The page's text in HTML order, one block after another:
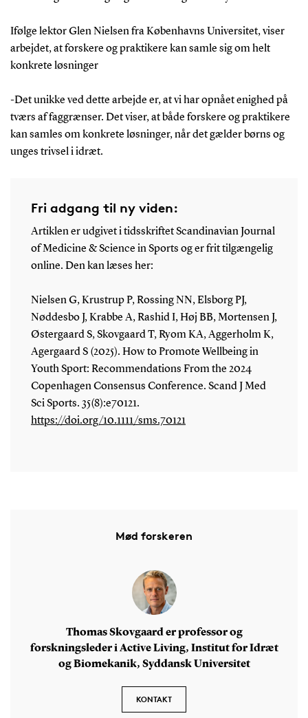
Ifølge lektor Glen Nielsen fra Københavns Universitet, viser
arbejdet, at forskere og praktikere kan samle sig om helt
konkrete løsninger
-Det unikke ved dette arbejde er, at vi har opnået enighed på
tværs af faggrænser. Det viser, at både forskere og praktikere
kan samles om konkrete løsninger, når det gælder børns og
unges trivsel i idræt.
Fri adgang til ny viden:
Artiklen er udgivet i tidsskriftet Scandinavian Journal
of Medicine & Science in Sports og er frit tilgængelig
online. Den kan læses her:
Nielsen G, Krustrup P, Rossing NN, Elsborg PJ,
Nøddesbo J, Krabbe A, Rashid I, Høj BB, Mortensen J,
Østergaard S, Skovgaard T, Ryom KA, Aggerholm K,
Agergaard S (2025). How to Promote Wellbeing in
Youth Sport: Recommendations From the 2024
Copenhagen Consensus Conference. Scand J Med
Sci Sports. 35(8):e70121.
https://doi.org/10.1111/sms.70121
Mød forskeren
Thomas Skovgaard er professor og
forskningsleder i Active Living, Institut for Idræt
og Biomekanik, Syddansk Universitet
KONTAKT